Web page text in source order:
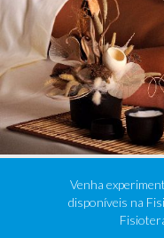
Venha
disponíveis na